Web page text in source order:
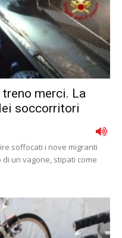
merci. La
soccorritori
soffocati i nove migranti
un vagone, stipati come